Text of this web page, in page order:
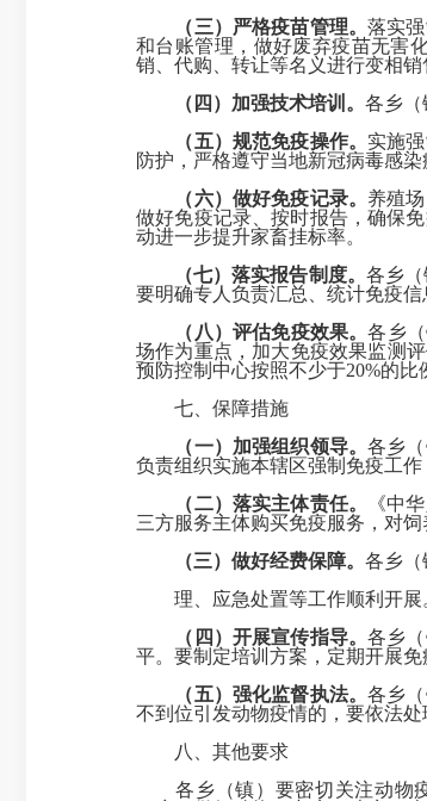
（三）严格疫苗管理。落实
和台账管理，做好废弃疫苗无害
销、代购、转让等名义进行变相销
（四）加强技术培训。 各乡（
（五）规范免疫操作。 实施
防护，严格遵守当地新冠病毒感染
（六）做好免疫记录。 养殖
做好免疫记录、按时报告，确保
动进一步提升家畜挂标率。
（七）落实报告制度。 各乡
要明确专人负责汇总、统计免疫
（八）评估免疫效果。各乡
场作为重点，加大免疫效果监测
预防控制中心按照不少于20%的比
七、保障措施
（一）加强组织领导。各乡
负责组织实施本辖区强制免疫工
（二）落实主体责任。
《中
三方服务主体购买免疫服务，对
（三）做好经费保障。 各乡（
理、应急处置等工作顺利开展
（四）开展宣传指导。各乡
平。要制定培训方案，定期开展
（五）强化监督执法。各乡
不到位引发动物疫情的，要依法处
八、其他要求
各乡（镇）要密切关注动物疫